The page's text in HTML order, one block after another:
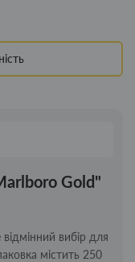
Gold"
вибір для
містить 250